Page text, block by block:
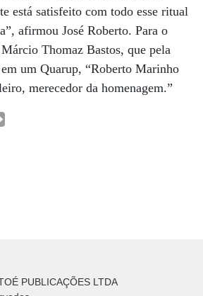
está satisfeito com todo esse ritual
afirmou José Roberto. Para o
Thomaz Bastos, que pela
um Quarup, “Roberto Marinho
merecedor da homenagem.”
PUBLICAÇÕES LTDA